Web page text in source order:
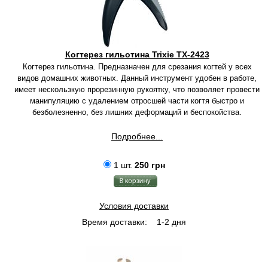
Когтерез гильотина Trixie TX-2423
Когтерез гильотина. Предназначен для срезания когтей у всех
видов домашних животных. Данный инструмент удобен в работе,
имеет нескользкую прорезинную рукоятку, что позволяет провести
манипуляцию с удалением отросшей части когтя быстро и
безболезненно, без лишних деформаций и беспокойства.
Подробнее...
1 шт. 250 грн
Условия доставки
Время доставки:
1-2 дня